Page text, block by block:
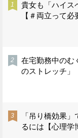
貴女も「ハイス
【＃両立って必
在宅勤務中のむ
のストレッチ」
「吊り橋効果
るには【心理学